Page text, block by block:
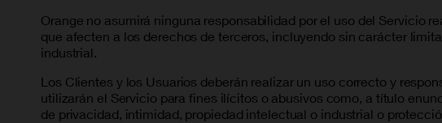
Orange no asumirá ninguna responsabilidad por el uso del Servicio
que afecten a los derechos de terceros, incluyendo sin carácter
industrial.
Los Clientes y los Usuarios deberán realizar un uso correcto y
utilizarán el Servicio para fines ilícitos o abusivos como, a título
de privacidad, intimidad, propiedad intelectual o industrial o